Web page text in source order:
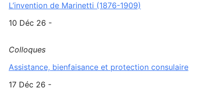
L’invention de Marinetti (1876-1909)
10 Déc 26 -
Colloques
Assistance, bienfaisance et protection consulaire
17 Déc 26 -